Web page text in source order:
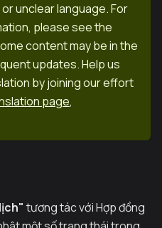
unclear language. For
please see the
content may be in the
updates. Help us
by joining our effort
page,
tương tác với Hợp đồng